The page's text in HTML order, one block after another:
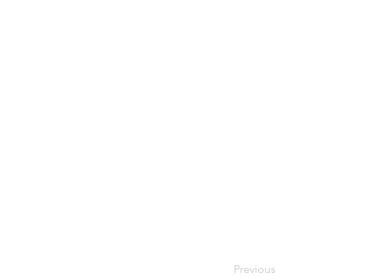
Previous